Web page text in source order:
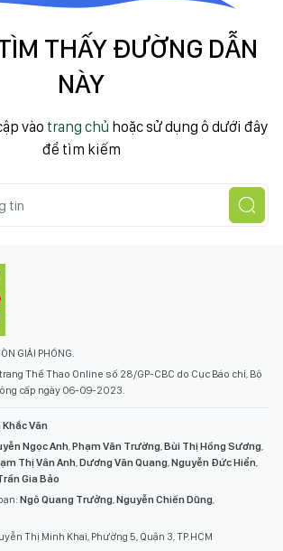
THẤY ĐƯỜNG DẪN
NÀY
vào trang chủ hoặc sử dụng ô dưới đây
để tìm kiếm
GIẢI PHÓNG.
Thể Thao Online số 28/GP-CBC do Cục Báo chí, Bộ
cấp ngày 06-09-2023.
Văn
Ngọc Anh,Phạm Văn Trường,Bùi Thị Hồng Sương,
Thị Vân Anh,Dương Văn Quang,Nguyễn Đức Hiển,
Gia Bảo
Ngô Quang Trưởng,Nguyễn Chiến Dũng,
Thị Minh Khai, Phường 5, Quận 3, TP.HCM